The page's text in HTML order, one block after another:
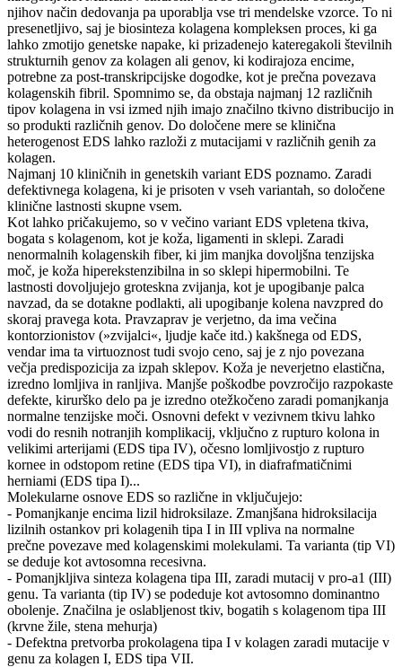
njihov način dedovanja pa uporablja vse tri mendelske vzorce. To ni
presenetljivo, saj je biosinteza kolagena kompleksen proces, ki ga
lahko zmotijo genetske napake, ki prizadenejo kateregakoli številnih
strukturnih genov za kolagen ali genov, ki kodirajoza encime,
potrebne za post-transkripcijske dogodke, kot je prečna povezava
kolagenskih fibril. Spomnimo se, da obstaja najmanj 12 različnih
tipov kolagena in vsi izmed njih imajo značilno tkivno distribucijo in
so produkti različnih genov. Do določene mere se klinična
heterogenost EDS lahko razloži z mutacijami v različnih genih za
kolagen.
Najmanj 10 kliničnih in genetskih variant EDS poznamo. Zaradi
defektivnega kolagena, ki je prisoten v vseh variantah, so določene
klinične lastnosti skupne vsem.
Kot lahko pričakujemo, so v večino variant EDS vpletena tkiva,
bogata s kolagenom, kot je koža, ligamenti in sklepi. Zaradi
nenormalnih kolagenskih fiber, ki jim manjka dovoljšna tenzijska
moč, je koža hiperekstenzibilna in so sklepi hipermobilni. Te
lastnosti dovoljujejo groteskna zvijanja, kot je upogibanje palca
navzad, da se dotakne podlakti, ali upogibanje kolena navzpred do
skoraj pravega kota. Pravzaprav je verjetno, da ima večina
kontorzionistov (»zvijalci«, ljudje kače itd.) kakšnega od EDS,
vendar ima ta virtuoznost tudi svojo ceno, saj je z njo povezana
večja predispozicija za izpah sklepov. Koža je neverjetno elastična,
izredno lomljiva in ranljiva. Manjše poškodbe povzročijo razpokaste
defekte, kirurško delo pa je izredno otežkočeno zaradi pomanjkanja
normalne tenzijske moči. Osnovni defekt v vezivnem tkivu lahko
vodi do resnih notranjih komplikacij, vključno z rupturo kolona in
velikimi arterijami (EDS tipa IV), očesno lomljivostjo z rupturo
kornee in odstopom retine (EDS tipa VI), in diafrafmatičnimi
herniami (EDS tipa I)...
Molekularne osnove EDS so različne in vključujejo:
- Pomanjkanje encima lizil hidroksilaze. Zmanjšana hidroksilacija
lizilnih ostankov pri kolagenih tipa I in III vpliva na normalne
prečne povezave med kolagenskimi molekulami. Ta varianta (tip VI)
se deduje kot avtosomna recesivna.
- Pomanjkljiva sinteza kolagena tipa III, zaradi mutacij v pro-a1 (III)
genu. Ta varianta (tip IV) se podeduje kot avtosomno dominantno
obolenje. Značilna je oslabljenost tkiv, bogatih s kolagenom tipa III
(krvne žile, stena mehurja)
- Defektna pretvorba prokolagena tipa I v kolagen zaradi mutacije v
genu za kolagen I, EDS tipa VII.